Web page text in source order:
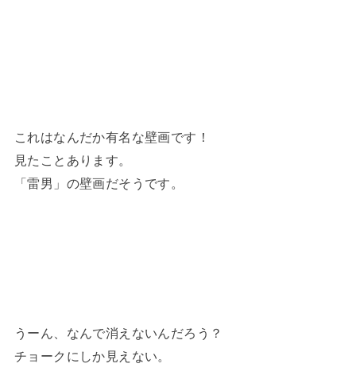
これはなんだか有名な壁画です！
見たことあります。
「雷男」の壁画だそうです。
うーん、なんで消えないんだろう？
チョークにしか見えない。